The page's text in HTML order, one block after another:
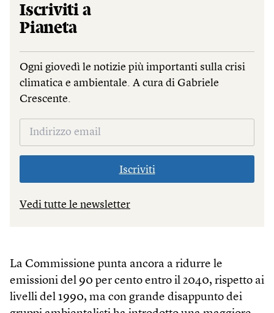
Iscriviti a
Pianeta
Ogni giovedì le notizie più importanti sulla crisi
climatica e ambientale. A cura di Gabriele
Crescente.
Iscriviti
Vedi tutte le newsletter
La Commissione punta ancora a ridurre le
emissioni del 90 per cento entro il 2040, rispetto ai
livelli del 1990, ma con grande disappunto dei